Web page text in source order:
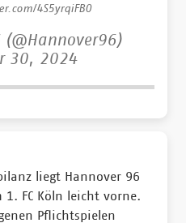
4S5yrqiFB0
30, 2024
liegt Hannover 96
1. FC Köln leicht vorne.
Pflichtspielen